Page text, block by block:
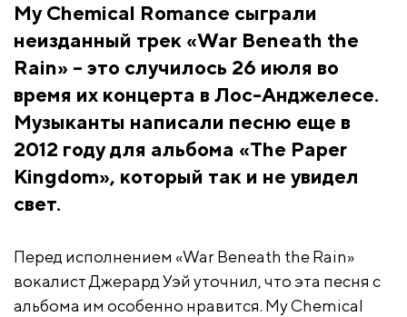
My Chemical Romance сыграли
неизданный трек «War Beneath the
Rain» – это случилось 26 июля во
время их концерта в Лос-Анджелесе.
Музыканты написали песню еще в
2012 году для альбома «The Paper
Kingdom», который так и не увидел
свет.
Перед исполнением «War Beneath the Rain»
вокалист Джерард Уэй уточнил, что эта песня с
альбома им особенно нравится. My Chemical